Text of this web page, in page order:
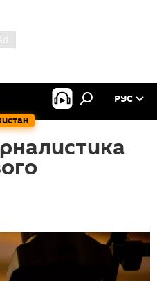
РУС